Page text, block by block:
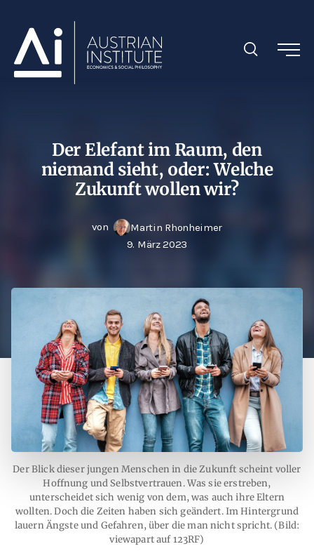
Der Elefant im Raum, den
niemand sieht, oder: Welche
Zukunft wollen wir?
von
Martin Rhonheimer
9. März 2023
Der Blick dieser jungen Menschen in die Zukunft scheint voller
Hoffnung und Selbstvertrauen. Was sie erstreben,
unterscheidet sich wenig von dem, was auch ihre Eltern
wollten. Doch die Zeiten haben sich geändert. Im Hintergrund
lauern Ängste und Gefahren, über die man nicht spricht. (Bild:
viewapart auf 123RF)